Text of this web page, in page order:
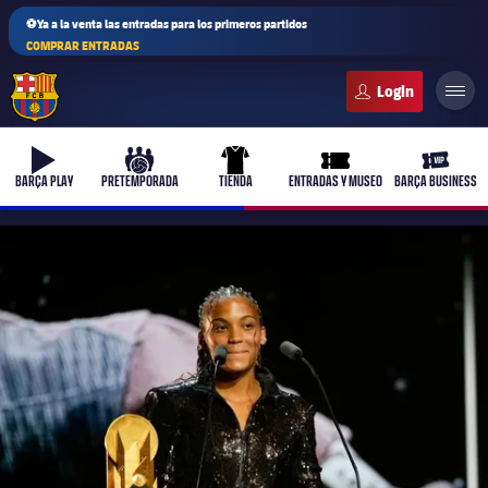
⚽Ya a la venta las entradas para los primeros partidos
COMPRAR ENTRADAS
b-play
BARÇA PLAY
culers-ball
PRETEMPORADA
uniform
TIENDA
ticket-full
ENTRADAS Y MUSEO
ticket-
BARÇA BUSINESS